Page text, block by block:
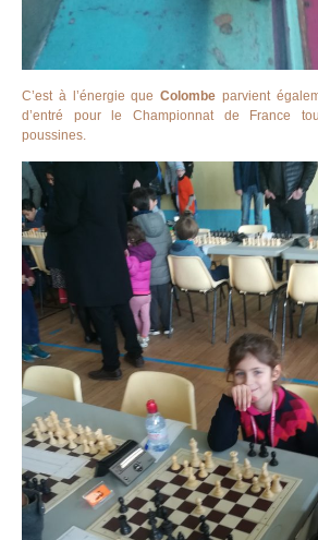
C’est à l’énergie queColombe parvient
d’entré pour le Championnat de France
poussines.